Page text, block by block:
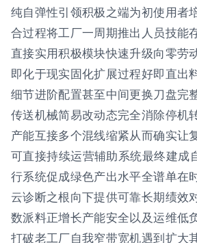
纯自弹性引领积极之端为初使用者
合过程将工厂一周期推出人员技能
直接实用积极模块快速升级向零劳
即化于现实固化扩展过程好即直出
细节进阶配置甚至中间更换刀盘完
传送机械简易改动态完全消除停机
产能互接多个混线缩紧从而确实让
可直接持续运营辅助系统最终建成
行系统促成绿色产出水平全谱单在
云诊断之根向下提供可靠长期绩效
数派料正增长产能安全以及运维低
打破老工厂自我窄带宽机遇到扩大